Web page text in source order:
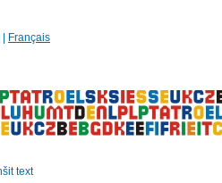
Français